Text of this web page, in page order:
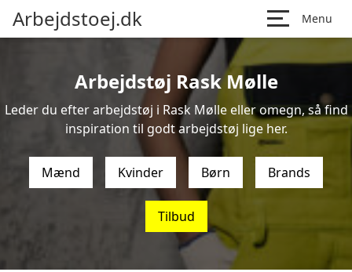
Arbejdstoej.dk Menu
Arbejdstøj Rask Mølle
Leder du efter arbejdstøj i Rask Mølle eller omegn, så find
inspiration til godt arbejdstøj lige her.
Mænd Kvinder Børn Brands
Tilbud